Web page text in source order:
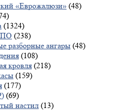
«Еврожалюзи» (48)
(1324)
(238)
разборные ангары (48)
(108)
кровля (218)
(159)
(177)
(69)
настил (13)